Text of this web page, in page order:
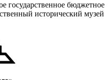
государственное бюджетное
исторический музей